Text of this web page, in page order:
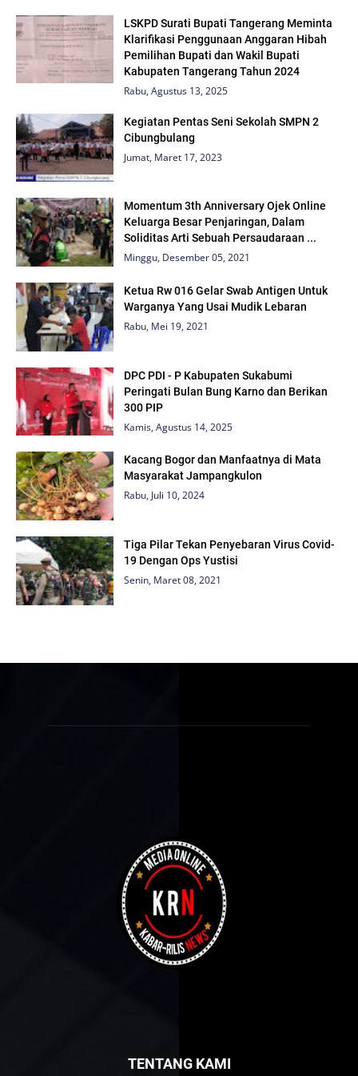
LSKPD Surati Bupati Tangerang Meminta
Klarifikasi Penggunaan Anggaran Hibah
Pemilihan Bupati dan Wakil Bupati
Kabupaten Tangerang Tahun 2024
Rabu, Agustus 13, 2025
Kegiatan Pentas Seni Sekolah SMPN 2
Cibungbulang
Jumat, Maret 17, 2023
Momentum 3th Anniversary Ojek Online
Keluarga Besar Penjaringan, Dalam
Soliditas Arti Sebuah Persaudaraan ...
Minggu, Desember 05, 2021
Ketua Rw 016 Gelar Swab Antigen Untuk
Warganya Yang Usai Mudik Lebaran
Rabu, Mei 19, 2021
DPC PDI - P Kabupaten Sukabumi
Peringati Bulan Bung Karno dan Berikan
300 PIP
Kamis, Agustus 14, 2025
Kacang Bogor dan Manfaatnya di Mata
Masyarakat Jampangkulon
Rabu, Juli 10, 2024
Tiga Pilar Tekan Penyebaran Virus Covid-
19 Dengan Ops Yustisi
Senin, Maret 08, 2021
TENTANG KAMI